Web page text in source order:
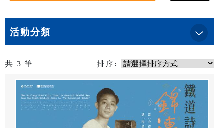
活動分類
共 3 筆 排序: